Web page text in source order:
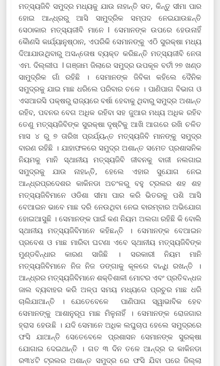
ମତ୍ସ୍ୟଜିବି ସମୁଦ୍ର ମଧ୍ୟକୁ ଯାଉ ନାହାନ୍ତି ସତ, କିନ୍ତୁ ସୀମା ପାର
ହୋଇ ଆନ୍ଧ୍ରରୁ ଆସି ସାମୁଦ୍ରିକ ସମ୍ପଦ ନେଇଯାଉଛନ୍ତି
ସେଠାକାର ମତ୍ସ୍ୟଜୀବି ମାନେ l ସେମାନଙ୍କ ଉପରେ ହେଉନାହିଁ
କୈାଣସି କାର୍ଯ୍ୟାନୁଷ୍ଠାନ, ଏପରିକି ସେମାନଙ୍କୁ ଏଠି ସୁରକ୍ଷା ମଧ୍ୟ
ଦିଆଯାଉଥିବାରୁ ଅସନ୍ତୋଷ ବ୍ୟକ୍ତ କରିଛନ୍ତି ମତ୍ସ୍ୟଜୀବି ନେତା
ଏମ. ଦିଲ୍ଲୀପ l ଗଞ୍ଜାମ ଜିଲାରେ ସମୁଦ୍ର ଉପକୂଳ ବର୍ତୀ ୨୭ ଖଣ୍ଡ
ସାମୁଦ୍ରିକ ଗାଁ ରହିଛି । ସେମାନଙ୍କ ଜିବିକା କହିଲେ ଦୈନିକ
ସମୁଦ୍ରକୁ ଯାଇ ମାଛ ଧରିଲେ ପରିବାର ଚଳେ । ପାଣିପାଗ ବିଭାଗ ଓ
ଏସଆରସି ପକ୍ଷରୁ ରାଜ୍ୟରେ ବର୍ଷା ହେବାକୁ ଥିବାରୁ ସମୁଦ୍ର ଅଶାନ୍ତ
ରହିବ, ପବନର ବେଗ ଅଧିକ ରହିବା ସହ ଜୁଆର ମଧ୍ୟ ଅଧିକ ରହିବ
ତେଣୁ ମତ୍ସ୍ୟଜିବିଙ୍କ ସୁରକ୍ଷା ଦୃଷ୍ଟିକୁ ଆଖି ଆଗରେ ରଖି ଚଳିତ
ମାସ ୪ ରୁ ୭ ତାରିଖ ପ୍ରର୍ଯ୍ୟନ୍ତ ମତ୍ସ୍ୟଜିବି ମାନଙ୍କୁ ସମୁଦ୍ର
ବାରଣ ରହିଛି । ଯାହାଫଳରେ ସମୁଦ୍ର ଅଶାନ୍ତ ସମେତ ପ୍ରଶାସନିକ
ନିୟମକୁ ମାନି ସ୍ଥାନୀୟ ମତ୍ସ୍ୟଜିବି ଜୀବନକୁ ବାଜୀ ନଲଗାଇ
ସମୁଦ୍ରକୁ ଯାଉ ନାହାନ୍ତି, ହେଲେ ଏହାର ସୁଯୋଗ ନେଇ
ଆନ୍ଧ୍ରପ୍ରଦେଶର କାକିନଡା ଅଚଂଳରୁ ବହୁ ଟ୍ରଲର ଶହ ଶହ
ମତ୍ସ୍ୟଜିବିମାନେ ଓଡିଶା ସୀମା ପାର କରି ଭିତରକୁ ପଶି ଆସି
ବେଆଇନ ଭାବେ ମାଛ ଦରି ନେଉଥିବା ନେଇ ବାରମ୍ବାର ଅଭିଯୋଗ
ହୋଇଆସୁଛି । ସେମାନଙ୍କ ପାଇଁ କଣ ନିୟମ ଅଲଗା ରହିଛି କି ବୋଲି
ସ୍ଥାନୀୟ ମତ୍ସ୍ୟଜିବିମାନେ କହିଛନ୍ତି । ସେମାନଙ୍କ ବେଆଇନ
ପ୍ରବେଶ ଓ ମାଛ ମାରିବା ଘଟଣା ଏବେ ସ୍ଥାନୀୟ ମତ୍ସ୍ୟଜିବିଙ୍କ
ମୁଣ୍ଡବିନ୍ଧାର କାରଣ ସାଜିଛି । ସରକାରୀ ନିୟମ ମାନି
ମତ୍ସ୍ୟଜିବିମାନେ ନିଜ ନିଜ ଡଙ୍ଗାକୁ କୂଳରେ ବାନ୍ଧି ରଖନ୍ତି ।
ଆନ୍ଧ୍ରର ମତ୍ସ୍ୟଜିବିମାନେ ଶକ୍ତିଶାଳୀ ମୋଟର ଏବଂ ପ୍ରତିବନ୍ଧଜ
ଜାଲ ବ୍ୟବାହର କରି ଅଳ୍ପ ସମୟ ମଧ୍ୟରେ ପ୍ରଚୁର ମାଛ ଧରି
ଚାଲିଯାଆନ୍ତି । ଯେତେବେଳେ ପାଣିପାଗ ସ୍ୱାଭାବିକ ହେବ
ସେମାନଙ୍କୁ ଆଶାନୁରୂପ ମାଛ ମିଳୁନାହିଁ । ସେମାନଙ୍କ ରୋଜଗାର
ହ୍ରାସ ହେଉଛି । ଯଦି ସେମାନେ ଅଧିକ ଲଘୁଚାପ ହେଲେ ସମୁଦ୍ରରେ
ଫସି ଯାଆନ୍ତି ସେତେବେଳେ ପ୍ରଶାସନ ସେମାନଙ୍କ ସୁରକ୍ଷା
ଯୋଗାଇ ଦେଇଥାନ୍ତି । ଗତ ୩ ଦିନ ତଳେ ଆନ୍ଦ୍ର ର କାକିନଡା
ର୩୪ଟି ଟ୍ରଲର ଅଶାନ୍ତ ସମୁଦ୍ର ରେ ଫସି ଯିବା ପରେ ଜିଲ୍ଲା